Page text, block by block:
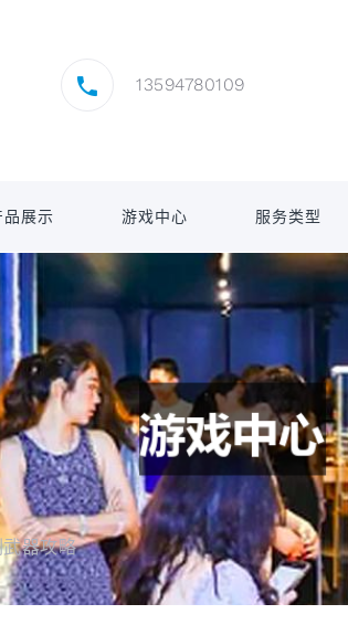
13594780109
品展示 游戏中心 服务类型
器攻略